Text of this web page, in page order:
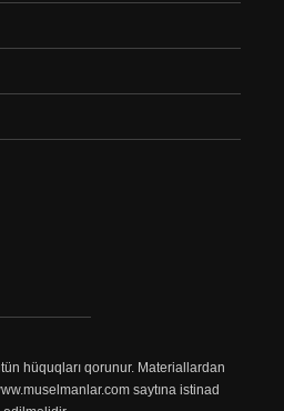
hüquqları qorunur. Materiallardan
saytına istinad